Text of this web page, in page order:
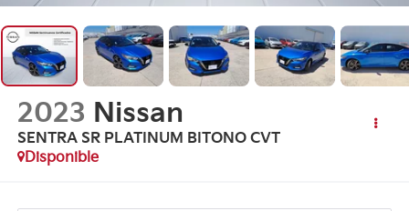
2023 Nissan
SENTRA SR PLATINUM BITONO CVT
Disponible